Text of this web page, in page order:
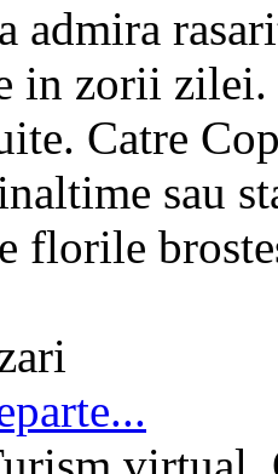
admira
in zorii
Catre
sau
florile